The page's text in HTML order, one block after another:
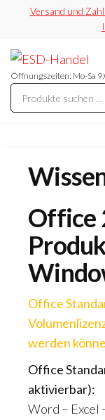
springen
Versand und
Öffnungszeiten: Mo-Sa
Office
Office
werden
Office
Word – Excel